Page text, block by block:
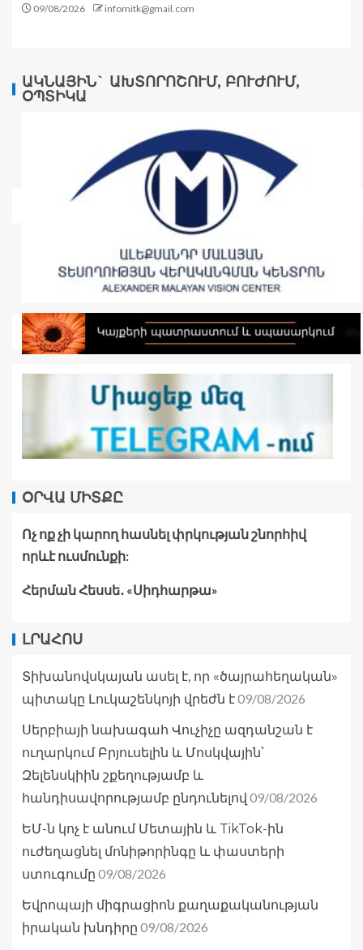
09/08/2026 infomitk@gmail.com
ԱԿՆԱՅԻՆ` ԱԽՏՈՐՈՇՈՒՄ, ԲՈՒԺՈՒՄ,
ՕՊՏԻԿԱ
ՕՐՎԱ ՄԻՏՔԸ
Ոչ ոք չի կարող հասնել փրկության շնորհիվ
որևէ ուսմունքի:
Հերման Հեսսե․ «Սիդհարթա»
ԼՐԱՀՈՍ
Տիխանովսկայան ասել է, որ «ծայրահեղական»
պիտակը Լուկաշենկոյի վրեժն է09/08/2026
Սերբիայի նախագահ Վուչիչը ազդանշան է
ուղարկում Բրյուսելին և Մոսկվային՝
Զելենսկիին շքեղությամբ և
հանդիսավորությամբ ընդունելով 09/08/2026
ԵՄ-ն կոչ է անում Մետային և TikTok-ին
ուժեղացնել մոնիթորինգը և փաստերի
ստուգումը 09/08/2026
Եվրոպայի միգրացիոն քաղաքականության
իրական խնդիրը 09/08/2026